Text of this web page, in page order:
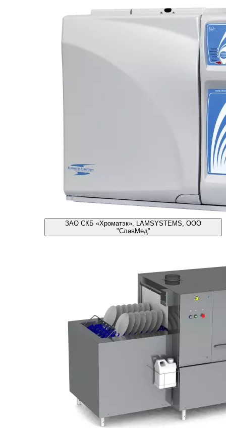
ЗАО СКБ «Хроматэк», LAMSYSTEMS, ООО
"СлавМед"